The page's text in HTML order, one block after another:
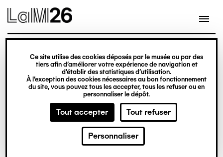
Gestion des cookies
Ce site utilise des cookies déposés par le musée ou par des
tiers afin d’améliorer votre expérience de navigation et
d’établir des statistiques d’utilisation.
À l’exception des cookies nécessaires au bon fonctionnement
du site, vous pouvez tous les accepter, tous les refuser ou en
personnaliser le dépôt.
Tout accepter Tout refuser
Personnaliser
contenu